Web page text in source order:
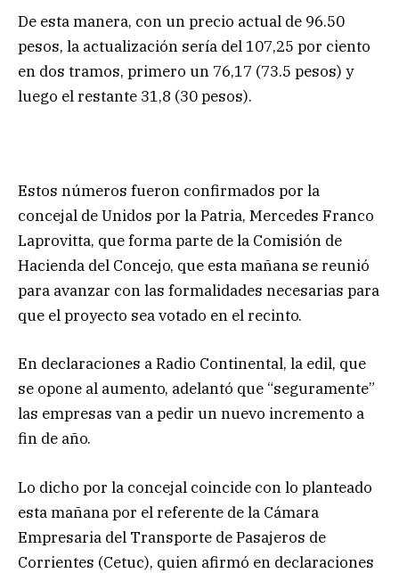
De esta manera, con un precio actual de 96.50
pesos, la actualización sería del 107,25 por ciento
en dos tramos, primero un 76,17 (73.5 pesos) y
luego el restante 31,8 (30 pesos).
Estos números fueron confirmados por la
concejal de Unidos por la Patria, Mercedes Franco
Laprovitta, que forma parte de la Comisión de
Hacienda del Concejo, que esta mañana se reunió
para avanzar con las formalidades necesarias para
que el proyecto sea votado en el recinto.
En declaraciones a Radio Continental, la edil, que
se opone al aumento, adelantó que “seguramente”
las empresas van a pedir un nuevo incremento a
fin de año.
Lo dicho por la concejal coincide con lo planteado
esta mañana por el referente de la Cámara
Empresaria del Transporte de Pasajeros de
Corrientes (Cetuc), quien afirmó en declaraciones